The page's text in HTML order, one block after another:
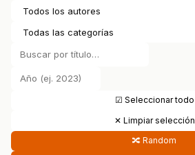
☑ Seleccionar todo
✕ Limpiar selección
🔀 Random